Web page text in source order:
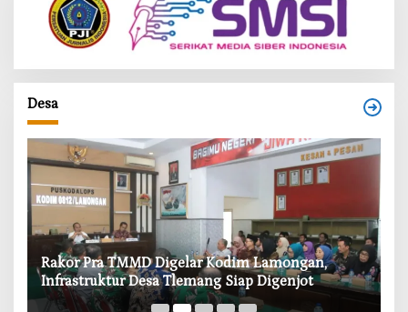
Desa
‎Rakor Pra TMMD Digelar Kodim Lamongan,
Infrastruktur Desa Tlemang Siap Digenjot